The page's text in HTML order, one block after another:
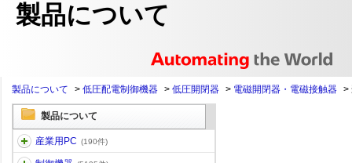
製品について
製品について > 低圧配電制御機器 > 低圧開閉器 > 電磁開閉器・電磁接触器 >
製品について
産業用PC (190件)